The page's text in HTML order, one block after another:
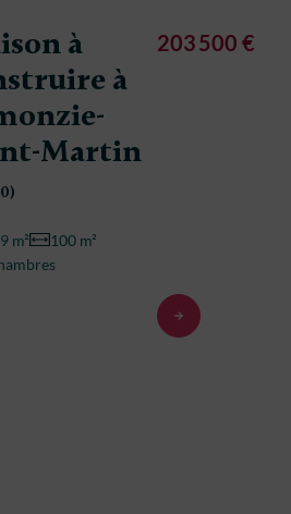
à
à
Martin
m²
100 m²
203 500 €